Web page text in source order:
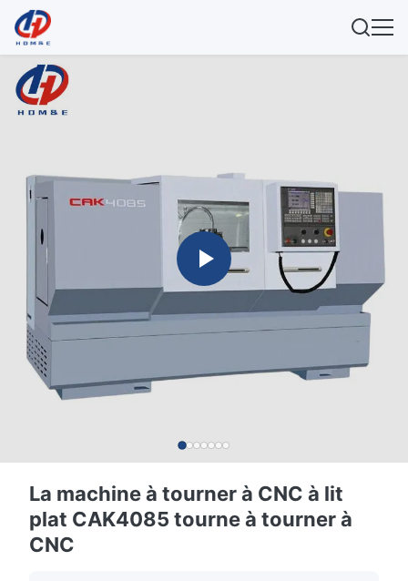
La machine à tourner à CNC à lit
plat CAK4085 tourne à tourner à
CNC